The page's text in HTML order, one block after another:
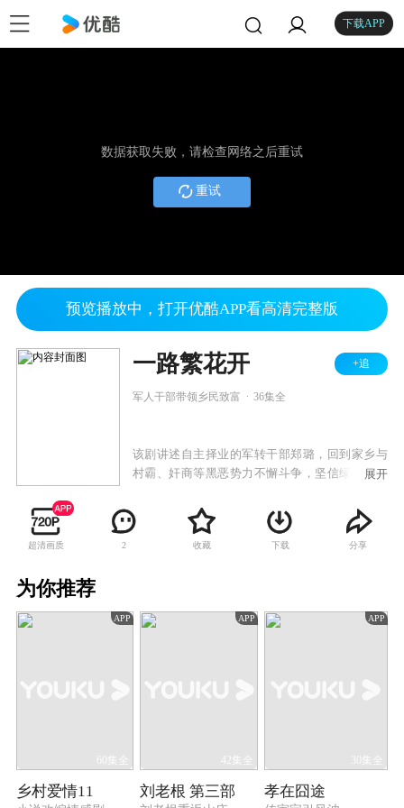
下载APP
数据获取失败，请检查网络之后重试
重试
预览播放中，打开优酷APP看高清完整版
一路繁花开 +追
军人干部带领乡民致富 36集全
该剧讲述自主择业的军转干部郑璐，回到家乡与
村霸、奸商等黑恶势力不懈斗争，坚信绿水青山
富故事。
展开
超清画质 2 收藏 下载 分享
为你推荐
APP
60集全
乡村爱情11
APP
42集全
刘老根 第三部
APP
30集全
孝在囧途